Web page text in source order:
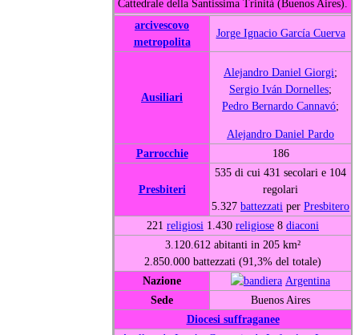
Cattedrale della Santissima Trinità (Buenos Aires).
arcivescovo
metropolita
Jorge Ignacio García Cuerva
Ausiliari
Alejandro Daniel Giorgi;
Sergio Iván Dornelles;
Pedro Bernardo Cannavó;
Alejandro Daniel Pardo
Parrocchie
186
Presbiteri
535 di cui 431 secolari e 104
regolari
5.327 battezzati per Presbitero
221 religiosi 1.430 religiose 8 diaconi
3.120.612 abitanti in 205 km²
2.850.000 battezzati (91,3% del totale)
Nazione
Argentina
Sede
Buenos Aires
Diocesi suffraganee